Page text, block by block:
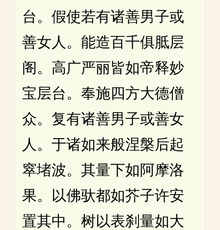
台。假使若有诸善男子或
善女人。能造百千俱胝层
阁。高广严丽皆如帝释妙
宝层台。奉施四方大德僧
众。复有诸善男子或善女
人。于诸如来般涅槃后起
窣堵波。其量下如阿摩洛
果。以佛驮都如芥子许安
置其中。树以表刹量如大